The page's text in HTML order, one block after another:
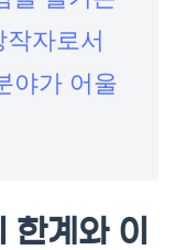
자로서
야가 어울
계와 이